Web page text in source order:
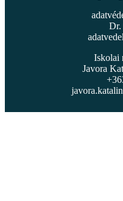
Dr.
Iskolai
Javora